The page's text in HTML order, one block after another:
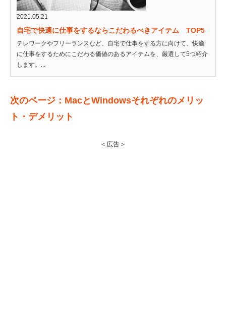
2021.05.21
自宅で快適に仕事をするならこだわるべきアイテム TOP5
テレワークやフリーランスなど、自宅で仕事をする方に向けて、快適
に仕事をするためにこだわる価値のあるアイテムを、厳選して5つ紹介
します。...
次のページ：MacとWindowsそれぞれのメリッ
ト・デメリット